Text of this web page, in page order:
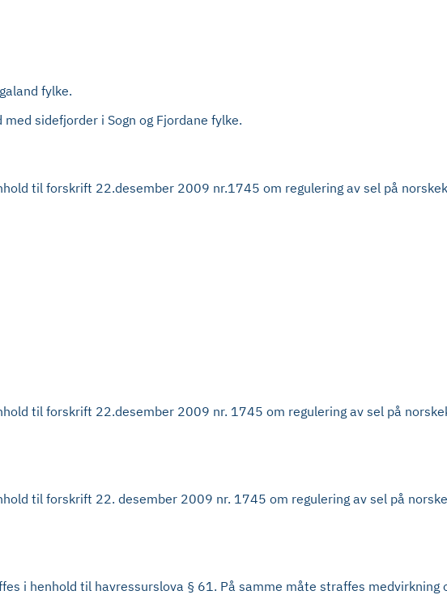
fylke.
sidefjorder i Sogn og Fjordane fylke.
til forskrift 22.desember 2009 nr.1745 om regulering av sel på
til forskrift 22.desember 2009 nr. 1745 om regulering av sel på
til forskrift 22. desember 2009 nr. 1745 om regulering av sel på
i henhold til havressurslova § 61. På samme måte straffes medvirkning